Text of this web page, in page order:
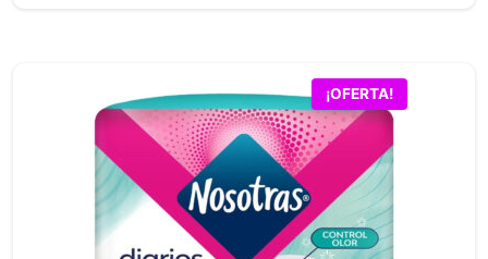
¡OFERTA!